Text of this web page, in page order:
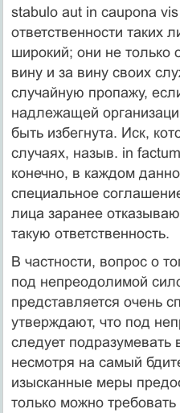
stabulo aut in caupona
ответственности таких
широкий; они не только
вину и за вину своих
случайную пропажу,
надлежащей
быть избегнута. Иск,
случаях, назыв. in
конечно, в каждом
специальное
лица заранее
такую ответственность.
В частности, вопрос о
под непреодолимой
представляется очень
утверждают, что под
следует подразумевать
несмотря на самый
изысканные меры
только можно